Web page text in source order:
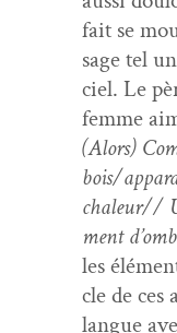
fait se
sage tel
ciel. Le
femme
(Alors)
bois/
chaleur//
ment
les
cle de ces
langue